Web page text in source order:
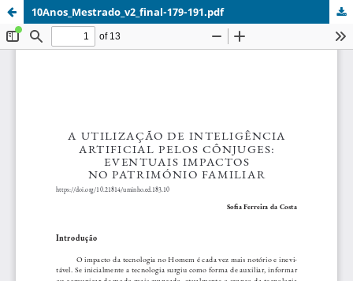
10Anos_Mestrado_v2_final-179-191.pdf